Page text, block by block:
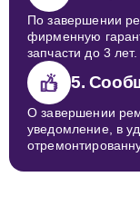
По завершении
фирменную
запчасти до 3 лет.
5.
О завершении
уведомление, в